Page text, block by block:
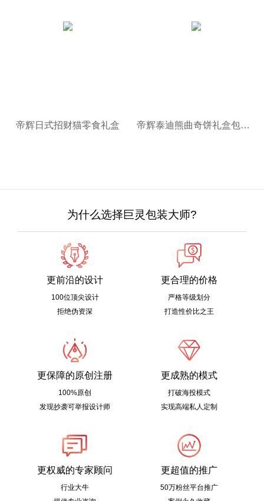
帝辉日式招财猫零食礼盒 帝辉泰迪熊曲奇饼礼盒包装设计
为什么选择巨灵包装大师?
更前沿的设计
100位顶尖设计
拒绝伪资深
更合理的价格
严格等级划分
打造性价比之王
更保障的原创注册
100%原创
发现抄袭可举报设计师
更成熟的模式
打破海投模式
实现高端私人定制
更权威的专家顾问
行业大牛
更超值的推广
50万粉丝平台推广